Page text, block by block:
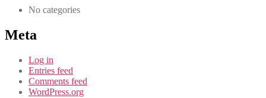
No categories
Meta
Log in
Entries feed
Comments feed
WordPress.org